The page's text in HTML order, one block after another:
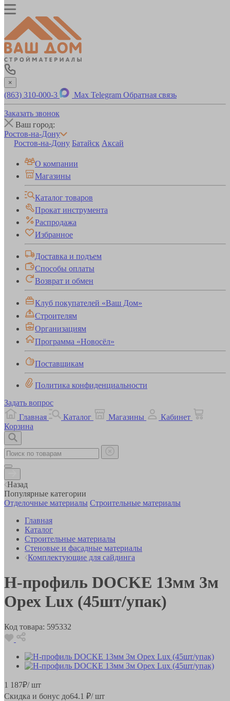
×
(863) 310-000-3 Max Telegram Обратная связь
Заказать звонок
Ваш город:
Ростов-на-Дону
Ростов-на-Дону Батайск Аксай
О компании
Магазины
Каталог товаров
Прокат инструмента
Распродажа
Избранное
Доставка и подъем
Способы оплаты
Возврат и обмен
Клуб покупателей «Ваш Дом»
Строителям
Организациям
Программа «Новосёл»
Поставщикам
Политика конфиденциальности
Задать вопрос
Главная
Каталог Магазины
Кабинет
Корзина
Назад
Популярные категории
Отделочные материалы Строительные материалы
Главная
Каталог
Строительные материалы
Стеновые и фасадные материалы
Комплектующие для сайдинга
H-профиль DOCKE 13мм 3м
Орех Lux (45шт/упак)
Код товара: 595332
1 187₽/ шт
Скидка и бонус до64.1 ₽/ шт